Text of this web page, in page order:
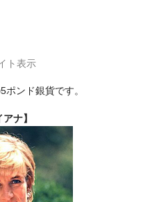
ト表示
ンド銀貨です。
アナ】